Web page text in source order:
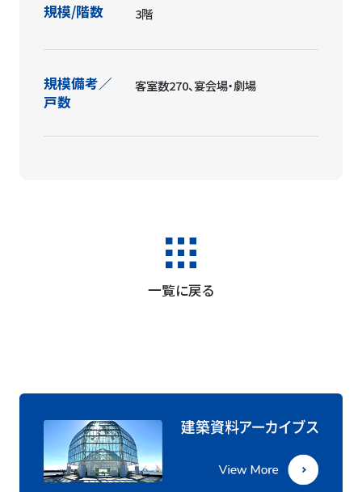
規模/階数 3階
規模備考／
戸数
客室数270、宴会場・劇場
一覧に戻る